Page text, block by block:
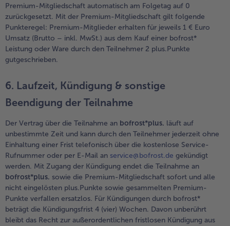
Premium-Mitgliedschaft automatisch am Folgetag auf 0
zurückgesetzt. Mit der Premium-Mitgliedschaft gilt folgende
Punkteregel: Premium-Mitglieder erhalten für jeweils 1 € Euro
Umsatz (Brutto – inkl. MwSt.) aus dem Kauf einer bofrost*
Leistung oder Ware durch den Teilnehmer 2 plus.Punkte
gutgeschrieben.
6. Laufzeit, Kündigung & sonstige
Beendigung der Teilnahme
Der Vertrag über die Teilnahme an bofrost*plus. läuft auf
unbestimmte Zeit und kann durch den Teilnehmer jederzeit ohne
Einhaltung einer Frist telefonisch über die kostenlose Service-
Rufnummer oder per E-Mail an service@bofrost.de gekündigt
werden. Mit Zugang der Kündigung endet die Teilnahme an
bofrost*plus. sowie die Premium-Mitgliedschaft sofort und alle
nicht eingelösten plus.Punkte sowie gesammelten Premium-
Punkte verfallen ersatzlos. Für Kündigungen durch bofrost*
beträgt die Kündigungsfrist 4 (vier) Wochen. Davon unberührt
bleibt das Recht zur außerordentlichen fristlosen Kündigung aus